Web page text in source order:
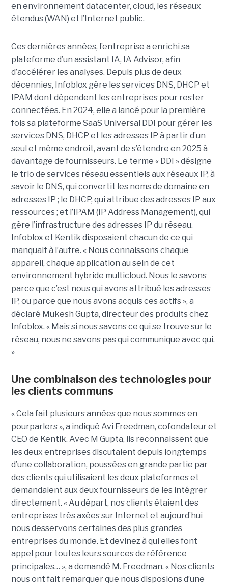
en environnement datacenter, cloud, les réseaux
étendus (WAN) et l’Internet public.
Ces dernières années, l’entreprise a enrichi sa
plateforme d’un assistant IA, IA Advisor, afin
d’accélérer les analyses. Depuis plus de deux
décennies, Infoblox gère les services DNS, DHCP et
IPAM dont dépendent les entreprises pour rester
connectées. En 2024, elle a lancé pour la première
fois sa plateforme SaaS Universal DDI pour gérer les
services DNS, DHCP et les adresses IP à partir d’un
seul et même endroit, avant de s’étendre en 2025 à
davantage de fournisseurs. Le terme « DDI » désigne
le trio de services réseau essentiels aux réseaux IP, à
savoir le DNS, qui convertit les noms de domaine en
adresses IP ; le DHCP, qui attribue des adresses IP aux
ressources ; et l’IPAM (IP Address Management), qui
gère l’infrastructure des adresses IP du réseau.
Infoblox et Kentik disposaient chacun de ce qui
manquait à l’autre. « Nous connaissons chaque
appareil, chaque application au sein de cet
environnement hybride multicloud. Nous le savons
parce que c’est nous qui avons attribué les adresses
IP, ou parce que nous avons acquis ces actifs », a
déclaré Mukesh Gupta, directeur des produits chez
Infoblox. « Mais si nous savons ce qui se trouve sur le
réseau, nous ne savons pas qui communique avec qui.
»
Une combinaison des technologies pour
les clients communs
« Cela fait plusieurs années que nous sommes en
pourparlers », a indiqué Avi Freedman, cofondateur et
CEO de Kentik. Avec M Gupta, ils reconnaissent que
les deux entreprises discutaient depuis longtemps
d’une collaboration, poussées en grande partie par
des clients qui utilisaient les deux plateformes et
demandaient aux deux fournisseurs de les intégrer
directement. « Au départ, nos clients étaient des
entreprises très axées sur Internet et aujourd’hui
nous desservons certaines des plus grandes
entreprises du monde. Et devinez à qui elles font
appel pour toutes leurs sources de référence
principales… », a demandé M. Freedman. « Nos clients
nous ont fait remarquer que nous disposions d’une